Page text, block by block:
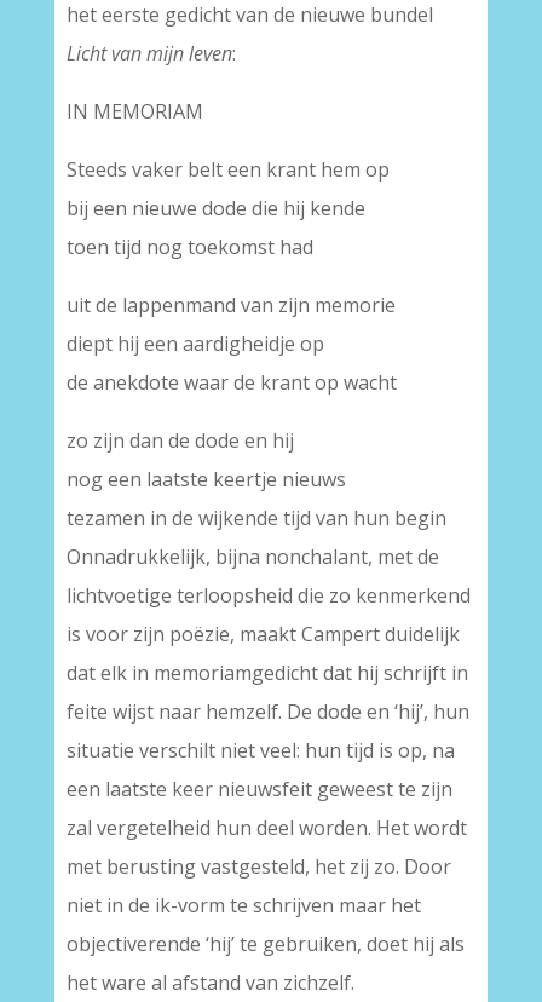
het eerste gedicht van de nieuwe bundel
Licht van mijn leven:
IN MEMORIAM
Steeds vaker belt een krant hem op
bij een nieuwe dode die hij kende
toen tijd nog toekomst had
uit de lappenmand van zijn memorie
diept hij een aardigheidje op
de anekdote waar de krant op wacht
zo zijn dan de dode en hij
nog een laatste keertje nieuws
tezamen in de wijkende tijd van hun begin
Onnadrukkelijk, bijna nonchalant, met de
lichtvoetige terloopsheid die zo kenmerkend
is voor zijn poëzie, maakt Campert duidelijk
dat elk in memoriamgedicht dat hij schrijft in
feite wijst naar hemzelf. De dode en ‘hij’, hun
situatie verschilt niet veel: hun tijd is op, na
een laatste keer nieuwsfeit geweest te zijn
zal vergetelheid hun deel worden. Het wordt
met berusting vastgesteld, het zij zo. Door
niet in de ik-vorm te schrijven maar het
objectiverende ‘hij’ te gebruiken, doet hij als
het ware al afstand van zichzelf.